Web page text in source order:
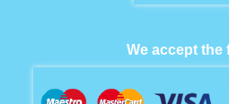
We accept the